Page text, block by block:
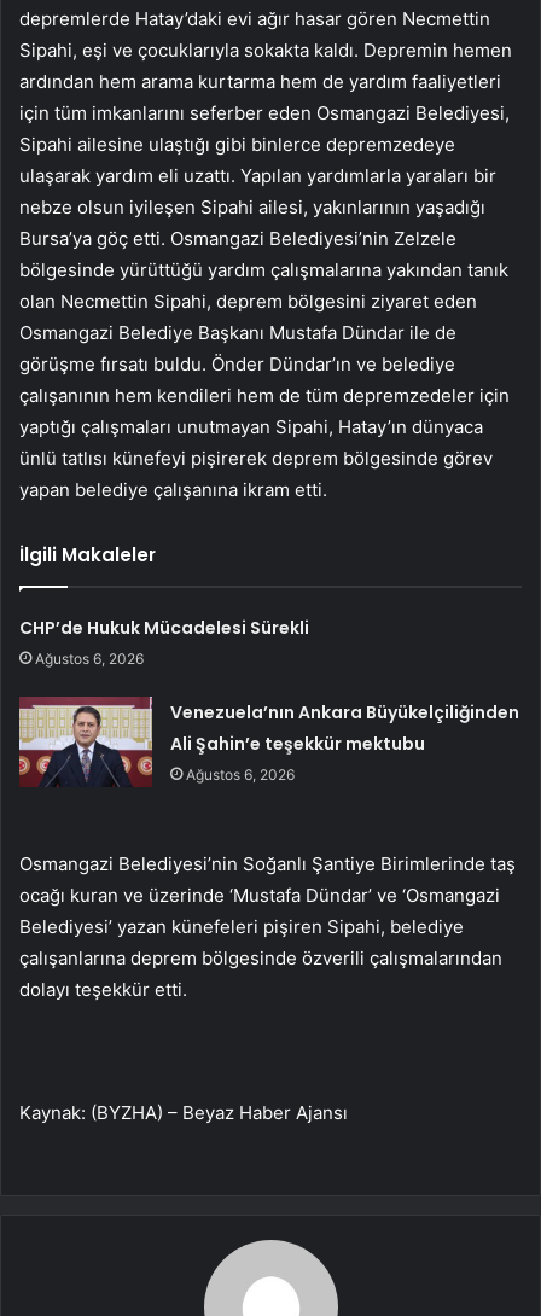
depremlerde Hatay’daki evi ağır hasar gören Necmettin
Sipahi, eşi ve çocuklarıyla sokakta kaldı. Depremin hemen
ardından hem arama kurtarma hem de yardım faaliyetleri
için tüm imkanlarını seferber eden Osmangazi Belediyesi,
Sipahi ailesine ulaştığı gibi binlerce depremzedeye
ulaşarak yardım eli uzattı. Yapılan yardımlarla yaraları bir
nebze olsun iyileşen Sipahi ailesi, yakınlarının yaşadığı
Bursa’ya göç etti. Osmangazi Belediyesi’nin Zelzele
bölgesinde yürüttüğü yardım çalışmalarına yakından tanık
olan Necmettin Sipahi, deprem bölgesini ziyaret eden
Osmangazi Belediye Başkanı Mustafa Dündar ile de
görüşme fırsatı buldu. Önder Dündar’ın ve belediye
çalışanının hem kendileri hem de tüm depremzedeler için
yaptığı çalışmaları unutmayan Sipahi, Hatay’ın dünyaca
ünlü tatlısı künefeyi pişirerek deprem bölgesinde görev
yapan belediye çalışanına ikram etti.
İlgili Makaleler
CHP’de Hukuk Mücadelesi Sürekli
Ağustos 6, 2026
Venezuela’nın Ankara Büyükelçiliğinden
Ali Şahin’e teşekkür mektubu
Ağustos 6, 2026
Osmangazi Belediyesi’nin Soğanlı Şantiye Birimlerinde taş
ocağı kuran ve üzerinde ‘Mustafa Dündar’ ve ‘Osmangazi
Belediyesi’ yazan künefeleri pişiren Sipahi, belediye
çalışanlarına deprem bölgesinde özverili çalışmalarından
dolayı teşekkür etti.
Kaynak: (BYZHA) – Beyaz Haber Ajansı